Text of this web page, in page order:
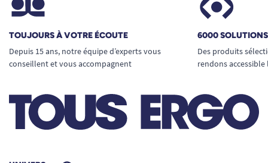
TOUJOURS À VOTRE ÉCOUTE
Depuis 15 ans, notre équipe d’experts vous
conseillent et vous accompagnent
6000
Des produits
rendons